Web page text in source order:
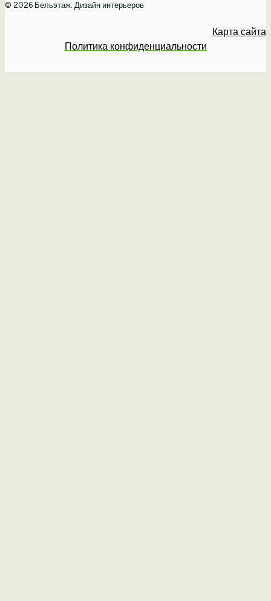
© 2026 Бельэтаж: Дизайн интерьеров
Карта сайта
Политика конфиденциальности